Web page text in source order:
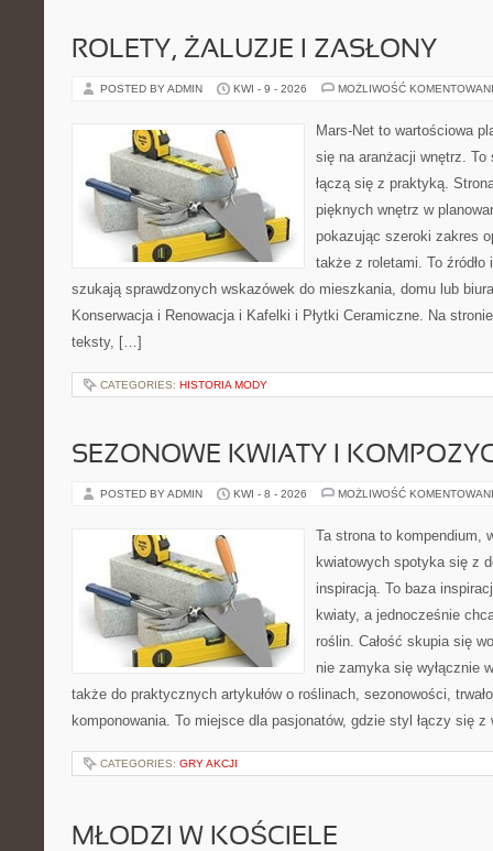
ROLETY, ŻALUZJE I ZASŁONY
POSTED BY ADMIN KWI - 9 - 2026 MOŻLIWOŚĆ
Mars-Net to wartościowa
się na aranżacji wnętrz.
łączą się z praktyką.
pięknych wnętrz w
pokazując szeroki zakres
także z roletami. To
szukają sprawdzonych wskazówek do mieszkania, domu lub
Konserwacja i Renowacja i Kafelki i Płytki Ceramiczne. Na
teksty, […]
CATEGORIES: HISTORIA MODY
SEZONOWE KWIATY I
POSTED BY ADMIN KWI - 8 - 2026 MOŻLIWOŚĆ
Ta strona to kompendium,
kwiatowych spotyka się z
inspiracją. To baza
kwiaty, a jednocześnie
roślin. Całość skupia się
nie zamyka się wyłącznie
także do praktycznych artykułów o roślinach, sezonowości,
komponowania. To miejsce dla pasjonatów, gdzie styl łączy się
CATEGORIES: GRY AKCJI
MŁODZI W KOŚCIELE